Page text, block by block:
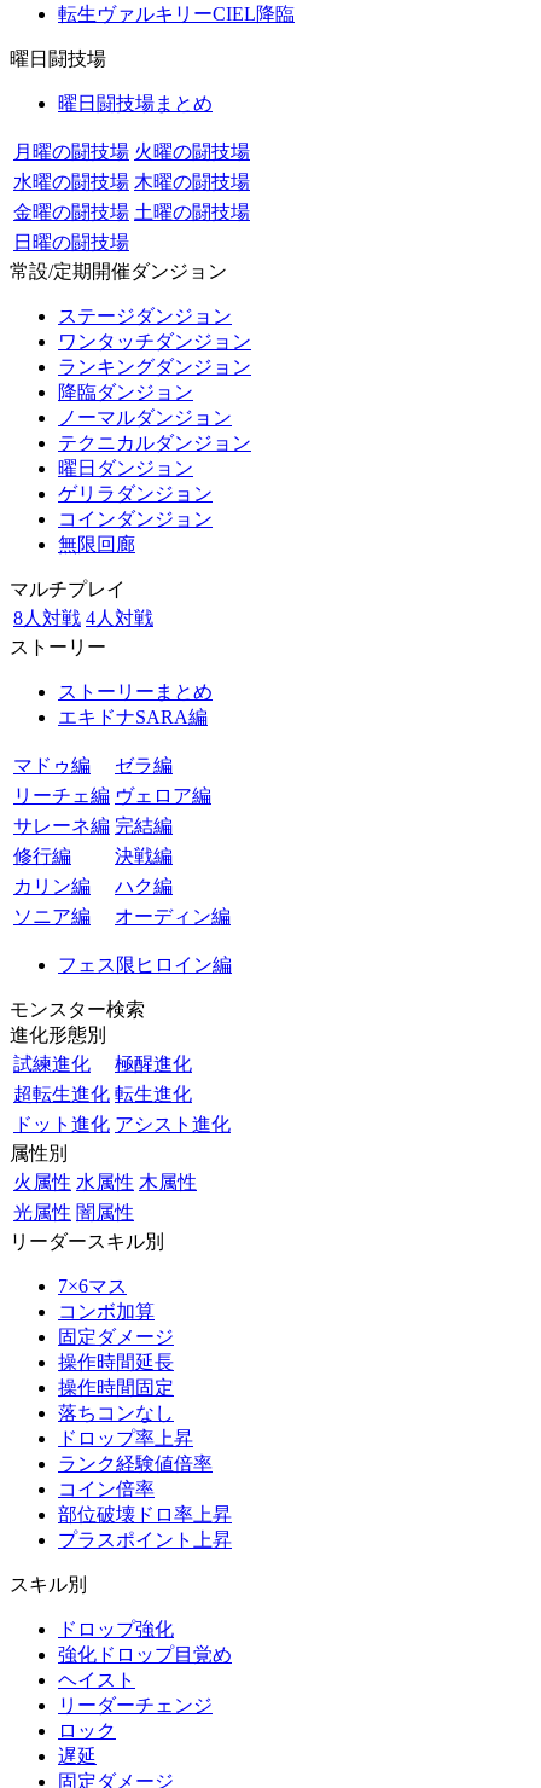
転生ヴァルキリーCIEL降臨
曜日闘技場
曜日闘技場まとめ
月曜の闘技場 火曜の闘技場
水曜の闘技場 木曜の闘技場
金曜の闘技場 土曜の闘技場
日曜の闘技場
常設/定期開催ダンジョン
ステージダンジョン
ワンタッチダンジョン
ランキングダンジョン
降臨ダンジョン
ノーマルダンジョン
テクニカルダンジョン
曜日ダンジョン
ゲリラダンジョン
コインダンジョン
無限回廊
マルチプレイ
8人対戦 4人対戦
ストーリー
ストーリーまとめ
エキドナSARA編
マドゥ編
ゼラ編
リーチェ編 ヴェロア編
サレーネ編 完結編
修行編
決戦編
カリン編
ハク編
ソニア編
オーディン編
フェス限ヒロイン編
モンスター検索
進化形態別
試練進化
極醒進化
超転生進化 転生進化
ドット進化 アシスト進化
属性別
火属性 水属性 木属性
光属性 闇属性
リーダースキル別
7×6マス
コンボ加算
固定ダメージ
操作時間延長
操作時間固定
落ちコンなし
ドロップ率上昇
ランク経験値倍率
コイン倍率
部位破壊ドロ率上昇
プラスポイント上昇
スキル別
ドロップ強化
強化ドロップ目覚め
ヘイスト
リーダーチェンジ
ロック
遅延
固定ダメージ